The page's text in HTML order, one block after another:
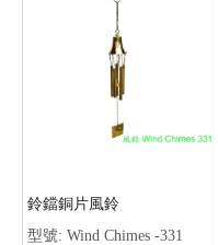
鈴鐺銅片風鈴
型號: Wind Chimes -331